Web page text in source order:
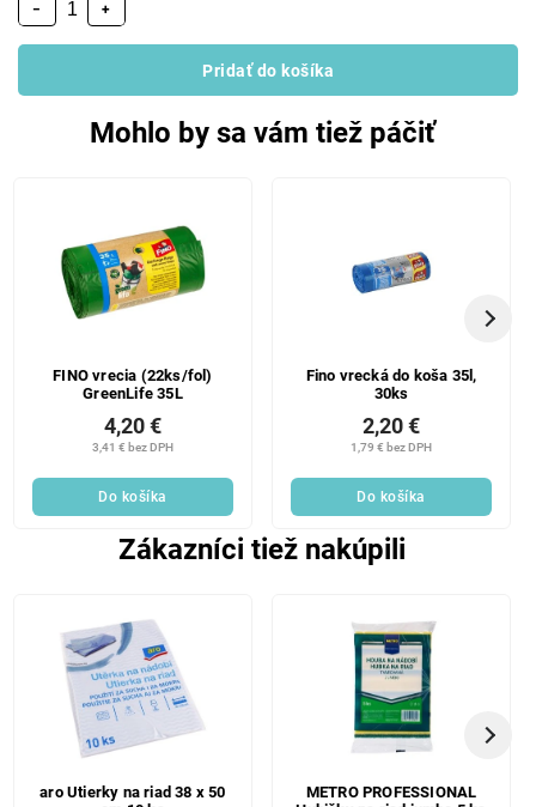
+
−
Pridať do košíka
Mohlo by sa vám tiež páčiť
FINO vrecia (22ks/fol)
GreenLife 35L
3,41 € bez DPH
4,20 €
Do košíka
Fino vrecká do koša 35l,
30ks
1,79 € bez DPH
2,20 €
Do košíka
Zákazníci tiež nakúpili
aro Utierky na riad 38 x 50
METRO PROFESSIONAL